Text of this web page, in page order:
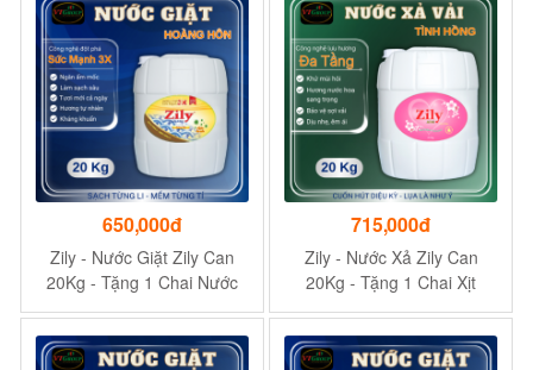
650,000đ
Zily - Nước Giặt Zily Can
20Kg - Tặng 1 Chai Nước
Xả Vải Zily 1.8Kg + 1 Chai
Xịt Thơm & Làm Phẳng Zily
300g
715,000đ
Zily - Nước Xả Zily Can
20Kg - Tặng 1 Chai Xịt
Thơm & Làm Phẳng Zily
300g